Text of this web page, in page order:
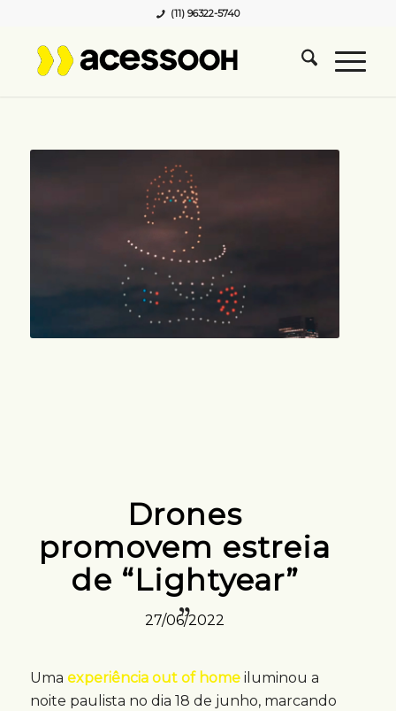
(11) 96322-5740
Drones
promovem estreia
de “Lightyear”
27/06/2022
Uma experiência out of homeiluminou a
noite paulista no dia 18 de junho, marcando